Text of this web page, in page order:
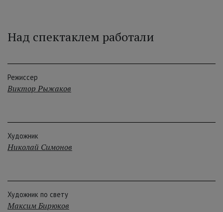
Над спектаклем работали
Режиссер
Виктор Рыжаков
Художник
Николай Симонов
Художник по свету
Максим Бирюков